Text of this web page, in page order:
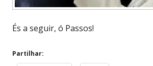
És a seguir, ó Passos!
Partilhar: